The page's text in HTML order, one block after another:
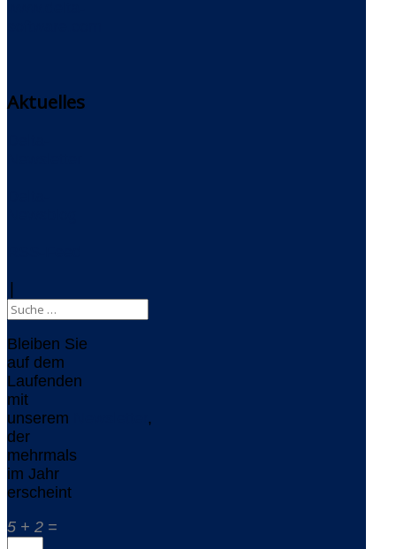
Aktuelles
|
Bleiben Sie
auf dem
Laufenden
mit
unserem
,
der
mehrmals
im Jahr
erscheint
5 + 2 =